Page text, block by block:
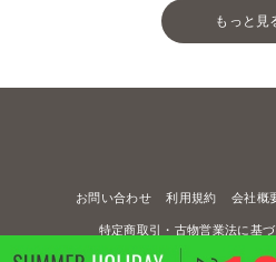
もっと見
お問い合わせ 利用規約 会社概
特定商取引・古物営業法に基